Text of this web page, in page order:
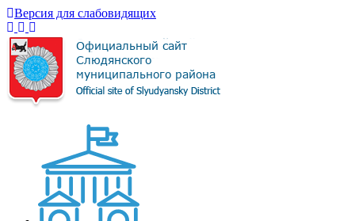
Версия для слабовидящих